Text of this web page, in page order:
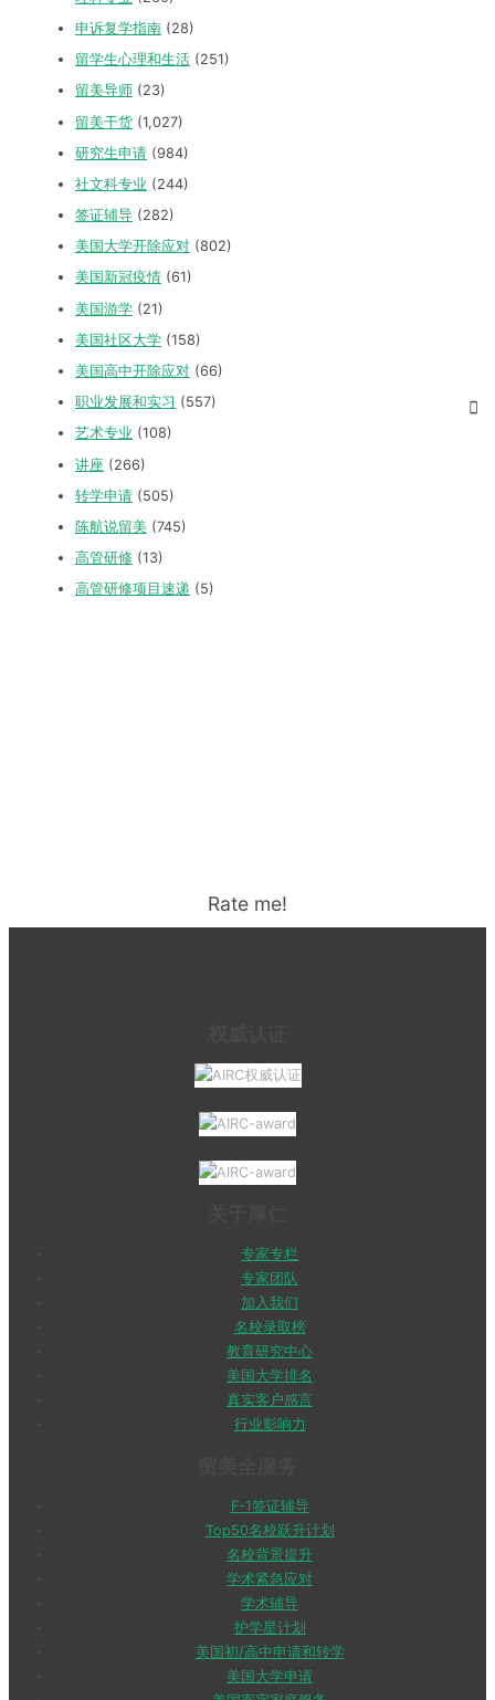
申诉复学指南 (28)
留学生心理和生活 (251)
留美导师 (23)
留美干货 (1,027)
研究生申请 (984)
社文科专业 (244)
签证辅导 (282)
美国大学开除应对 (802)
美国新冠疫情 (61)
美国游学 (21)
美国社区大学 (158)
美国高中开除应对 (66)
职业发展和实习 (557)
艺术专业 (108)
讲座 (266)
转学申请 (505)
陈航说留美 (745)
高管研修 (13)
高管研修项目速递 (5)
Rate me!
专家专栏
专家团队
加入我们
名校录取榜
教育研究中心
美国大学排名
真实客户感言
行业影响力
F-1签证辅导
Top50名校跃升计划
名校背景提升
学术紧急应对
学术辅导
护学星计划
美国初/高中申请和转学
美国大学申请